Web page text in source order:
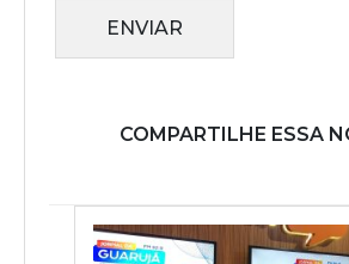
ENVIAR
COMPARTILHE ESSA